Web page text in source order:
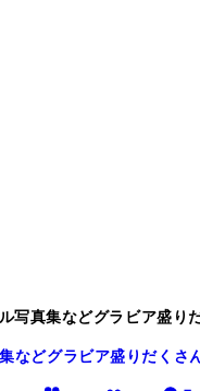
写真集などグラビア盛り
などグラビア盛りだくさ